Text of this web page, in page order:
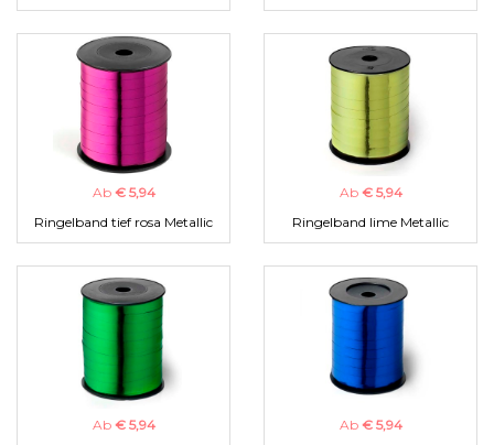
Ab € 5,94
Ringelband tief rosa Metallic
Ab € 5,94
Ringelband lime Metallic
Ab € 5,94
Ab € 5,94